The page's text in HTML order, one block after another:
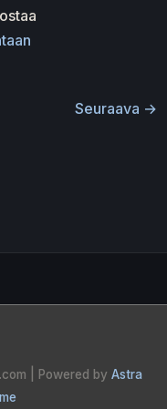
Seuraava →
| Powered by Astra